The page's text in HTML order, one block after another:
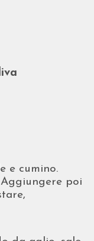
e cumino.
poi